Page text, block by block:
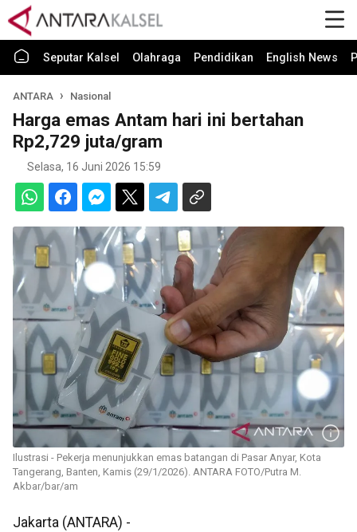
Seputar Kalsel Olahraga Pendidikan English News
ANTARA Nasional
Harga emas Antam hari ini bertahan
Rp2,729 juta/gram
Selasa, 16 Juni 2026 15:59
Ilustrasi - Pekerja menunjukkan emas batangan di Pasar Anyar, Kota
Tangerang, Banten, Kamis (29/1/2026). ANTARA FOTO/Putra M.
Akbar/bar/am
Jakarta (ANTARA) -